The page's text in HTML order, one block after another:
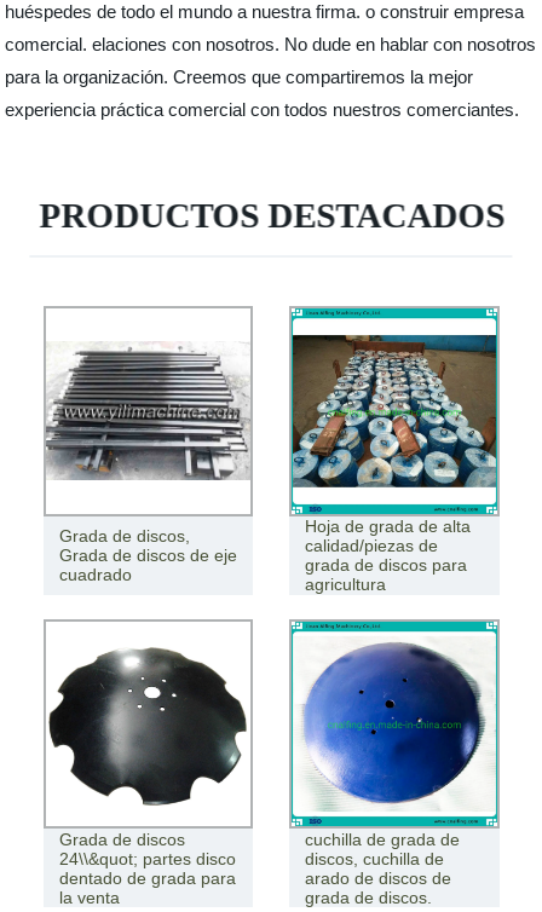
huéspedes de todo el mundo a nuestra firma. o construir empresa
comercial. elaciones con nosotros. No dude en hablar con nosotros
para la organización. Creemos que compartiremos la mejor
experiencia práctica comercial con todos nuestros comerciantes.
PRODUCTOS DESTACADOS
Grada de discos,
Grada de discos de eje
cuadrado
Hoja de grada de alta
calidad/piezas de
grada de discos para
agricultura
Grada de discos
24\\&quot; partes disco
dentado de grada para
la venta
cuchilla de grada de
discos, cuchilla de
arado de discos de
grada de discos.